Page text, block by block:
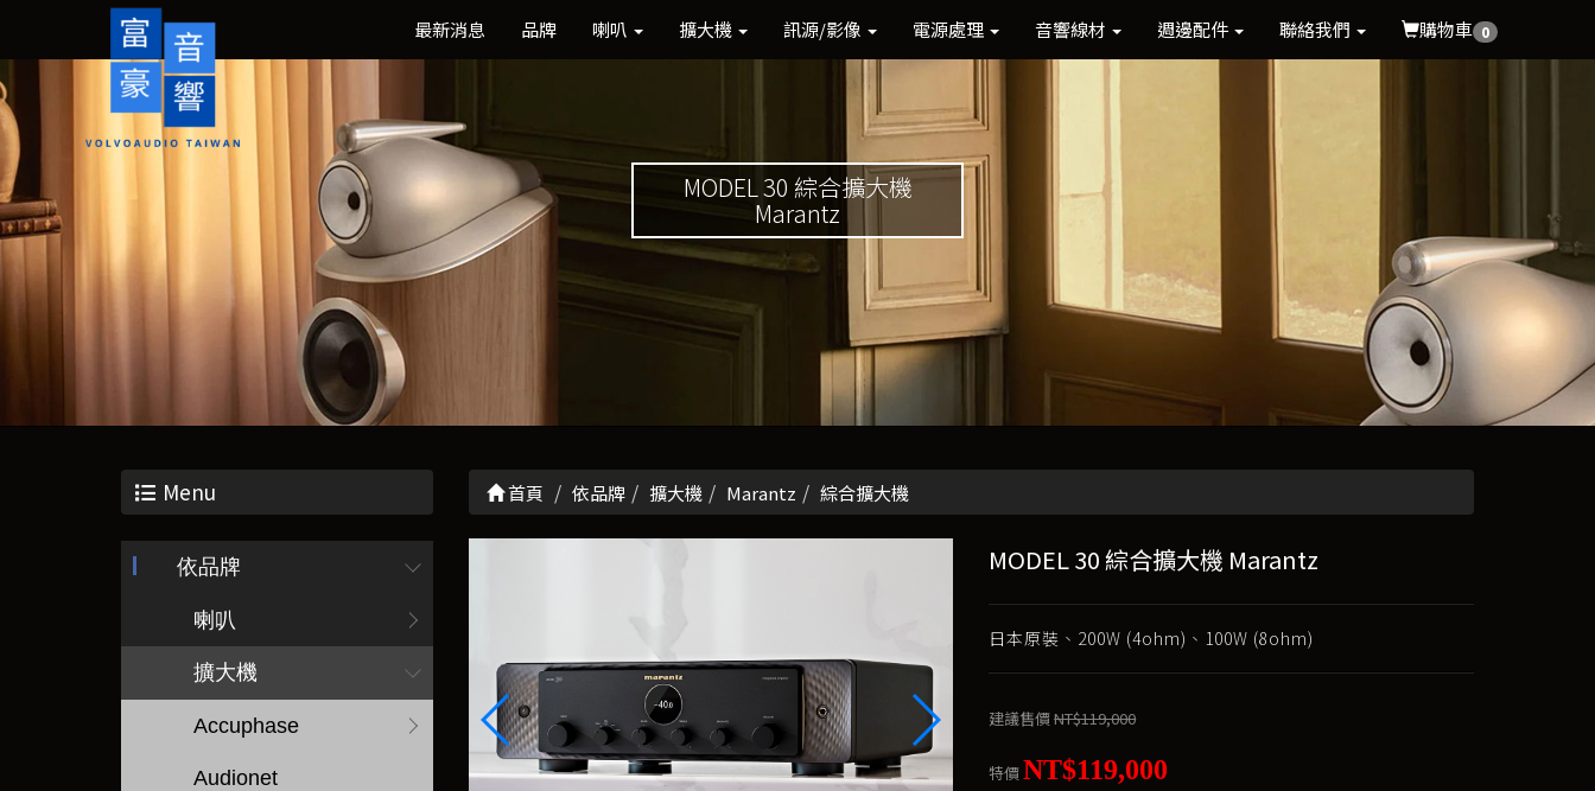
最新消息 品牌 喇叭 擴大機 訊源/影像 電源處理 音響線材 週邊配件 聯絡我們 購物車 0
MODEL 30 綜合擴大機
Marantz
Menu
依品牌
喇叭
擴大機
Accuphase
Audionet
首頁 依品牌 擴大機 Marantz 綜合擴大機
MODEL 30 綜合擴大機 Marantz
日本原裝、200W (4ohm)、100W (8ohm)
建議售價NT$119,000
特價NT$119,000